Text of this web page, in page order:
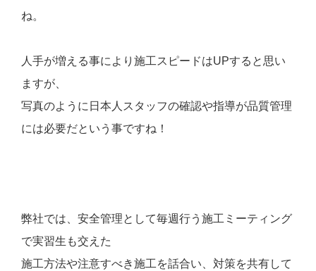
ね。
人手が増える事により施工スピードはUPすると思い
ますが、
写真のように日本人スタッフの確認や指導が品質管理
には必要だという事ですね！
弊社では、安全管理として毎週行う施工ミーティング
で実習生も交えた
施工方法や注意すべき施工を話合い、対策を共有して